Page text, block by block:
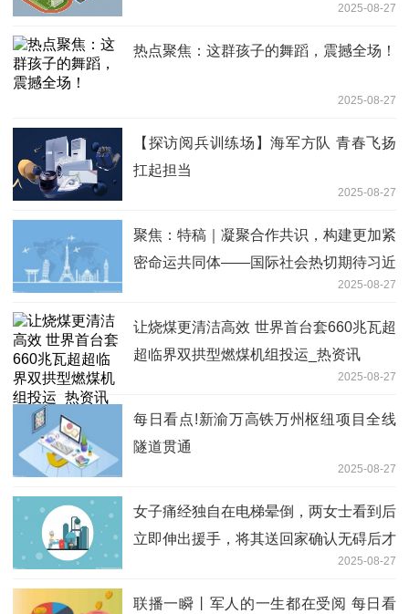
群“余华”，男生：一辈子可能就这么一次
了！
2025-08-27
热点聚焦：这群孩子的舞蹈，震撼全场！
2025-08-27
【探访阅兵训练场】海军方队 青春飞扬
扛起担当
2025-08-27
聚焦：特稿｜凝聚合作共识，构建更加紧
密命运共同体——国际社会热切期待习近
平主席出席2025年上合组织峰会2025-08-27
让烧煤更清洁高效 世界首台套660兆瓦超
超临界双拱型燃煤机组投运_热资讯
2025-08-27
每日看点!新渝万高铁万州枢纽项目全线
隧道贯通
2025-08-27
女子痛经独自在电梯晕倒，两女士看到后
立即伸出援手，将其送回家确认无碍后才
2025-08-27
联播一瞬丨军人的一生都在受阅 每日看